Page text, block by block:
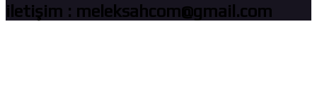
iletişim : meleksahcom@gmail.com